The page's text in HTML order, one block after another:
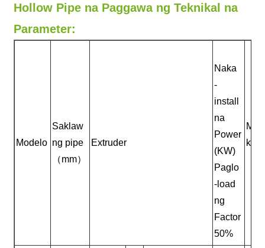
Hollow Pipe na Paggawa ng Teknikal na
Parameter:
Modelo
Saklaw
ng pipe
（mm）
Extruder
Naka
-
install
na
Power
(KW)
Paglo
-load
ng
Factor
50%
kg \